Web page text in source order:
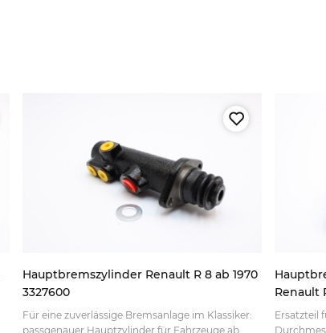
Hauptbremszylinder Renault R 8 ab 1970
3327600
Für eine zuverlässige Bremsanlage im Klassiker:
passgenauer Hauptzylinder für Fahrzeuge ab
Renault
Ersatzteil